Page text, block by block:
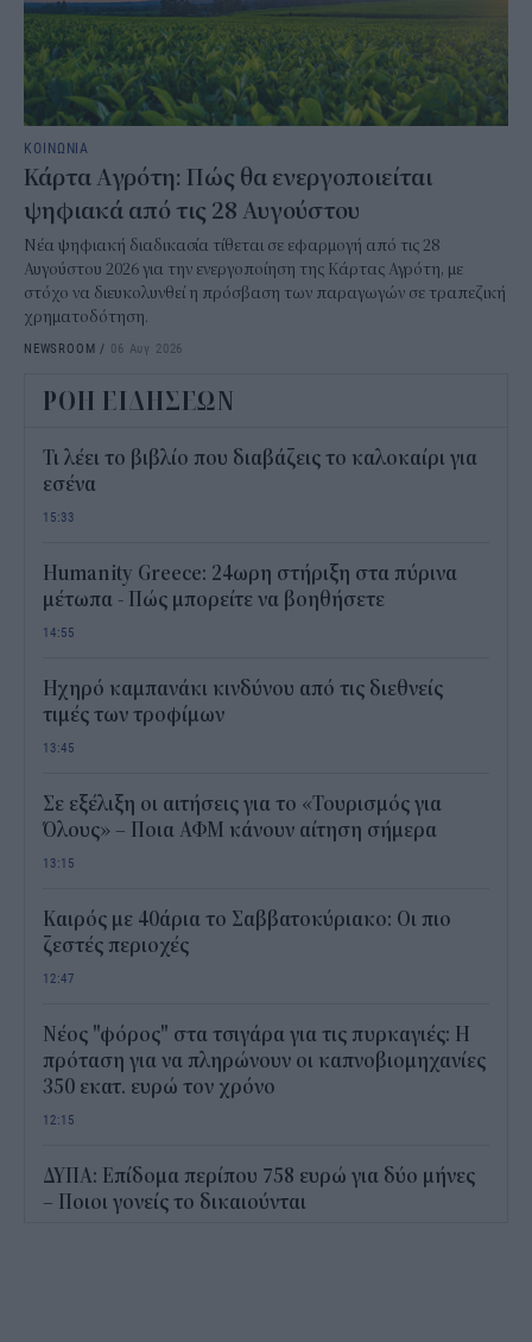
ΚΟΙΝΩΝΙΑ
Κάρτα Αγρότη: Πώς θα ενεργοποιείται
ψηφιακά από τις 28 Αυγούστου
Νέα ψηφιακή διαδικασία τίθεται σε εφαρμογή από τις 28
Αυγούστου 2026 για την ενεργοποίηση της Κάρτας Αγρότη, με
στόχο να διευκολυνθεί η πρόσβαση των παραγωγών σε τραπεζική
χρηματοδότηση.
NEWSROOM / 06 Αυγ 2026
ΡΟΗ ΕΙΔΗΣΕΩΝ
Τι λέει το βιβλίο που διαβάζεις το καλοκαίρι για
εσένα
15:33
Humanity Greece: 24ωρη στήριξη στα πύρινα
μέτωπα - Πώς μπορείτε να βοηθήσετε
14:55
Ηχηρό καμπανάκι κινδύνου από τις διεθνείς
τιμές των τροφίμων
13:45
Σε εξέλιξη οι αιτήσεις για το «Τουρισμός για
Όλους» – Ποια ΑΦΜ κάνουν αίτηση σήμερα
13:15
Καιρός με 40άρια το Σαββατοκύριακο: Οι πιο
ζεστές περιοχές
12:47
Νέος "φόρος" στα τσιγάρα για τις πυρκαγιές: Η
πρόταση για να πληρώνουν οι καπνοβιομηχανίες
350 εκατ. ευρώ τον χρόνο
12:15
ΔΥΠΑ: Επίδομα περίπου 758 ευρώ για δύο μήνες
– Ποιοι γονείς το δικαιούνται